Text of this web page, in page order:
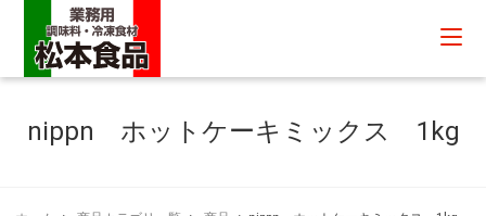
nippn ホットケーキミックス 1kg